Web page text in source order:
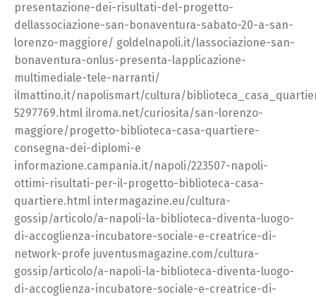
presentazione-dei-risultati-del-progetto-
dellassociazione-san-bonaventura-sabato-20-a-san-
lorenzo-maggiore/ goldelnapoli.it/lassociazione-san-
bonaventura-onlus-presenta-lapplicazione-
multimediale-tele-narranti/
ilmattino.it/napolismart/cultura/
5297769.html ilroma.net/curiosita/san-lorenzo-
maggiore/progetto-biblioteca-casa-quartiere-
consegna-dei-diplomi-e
informazione.campania.it/napoli/223507-napoli-
ottimi-risultati-per-il-progetto-biblioteca-casa-
quartiere.html intermagazine.eu/cultura-
gossip/articolo/a-napoli-la-biblioteca-diventa-luogo-
di-accoglienza-incubatore-sociale-e-creatrice-di-
network-profe juventusmagazine.com/cultura-
gossip/articolo/a-napoli-la-biblioteca-diventa-luogo-
di-accoglienza-incubatore-sociale-e-creatrice-di-